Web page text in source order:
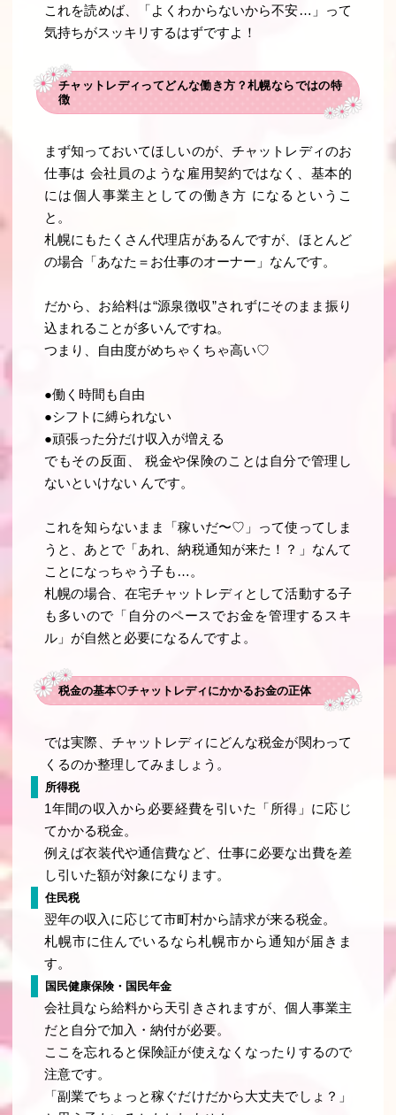
これを読めば、「よくわからないから不安…」って
気持ちがスッキリするはずですよ！
チャットレディってどんな働き方？札幌ならではの特
徴
まず知っておいてほしいのが、チャットレディのお
仕事は 会社員のような雇用契約ではなく、基本的
には個人事業主としての働き方 になるというこ
と。
札幌にもたくさん代理店があるんですが、ほとんど
の場合「あなた＝お仕事のオーナー」なんです。
だから、お給料は“源泉徴収”されずにそのまま振り
込まれることが多いんですね。
つまり、自由度がめちゃくちゃ高い♡
●働く時間も自由
●シフトに縛られない
●頑張った分だけ収入が増える
でもその反面、税金や保険のことは自分で管理し
ないといけない んです。
これを知らないまま「稼いだ〜♡」って使ってしま
うと、あとで「あれ、納税通知が来た！？」なんて
ことになっちゃう子も…。
札幌の場合、在宅チャットレディとして活動する子
も多いので「自分のペースでお金を管理するスキ
ル」が自然と必要になるんですよ。
税金の基本♡チャットレディにかかるお金の正体
では実際、チャットレディにどんな税金が関わって
くるのか整理してみましょう。
所得税
1年間の収入から必要経費を引いた「所得」に応じ
てかかる税金。
例えば衣装代や通信費など、仕事に必要な出費を差
し引いた額が対象になります。
住民税
翌年の収入に応じて市町村から請求が来る税金。
札幌市に住んでいるなら札幌市から通知が届きま
す。
国民健康保険・国民年金
会社員なら給料から天引きされますが、個人事業主
だと自分で加入・納付が必要。
ここを忘れると保険証が使えなくなったりするので
注意です。
「副業でちょっと稼ぐだけだから大丈夫でしょ？」